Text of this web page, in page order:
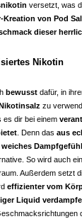
versetzt, was
Kreation von Pod
dieser
Nikotin
bewusst dafür, in
Nikotinsalz zu
es dir bei einem
. Denn das aus
weiches Dampfgefühl
So wird auch ein
Außerdem setzt
effizienter vom
Liquid